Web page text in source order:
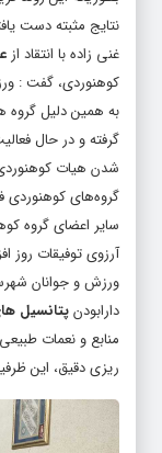
نتایج مثبته دست
غنی زاده با انتقاد از
کوهنوردی، گفت :
به همین دلیل
گرفته و در حال
شدن هیات
گروه‌های
سایر اعضای گروه
آرزوی توفیقات روز
ورزش و جوانان
دارابودنپتانسیل
منابع و نعمات
ریزی دقیق، این